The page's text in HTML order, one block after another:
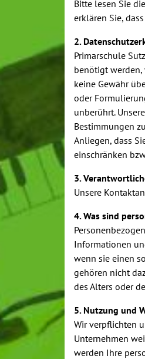
i
e
r
:
Bitte lesen Sie
erklären Sie,
2.
Primarschule
benötigt werden,
keine Gewähr
oder
unberührt.
Bestimmungen
Anliegen, dass
einschränken
3.
Unsere
4. Was sind
Informationen
wenn sie einen
gehören nicht
des Alters oder
5. Nutzung und
Wir verpflichten
Unternehmen
werden Ihre